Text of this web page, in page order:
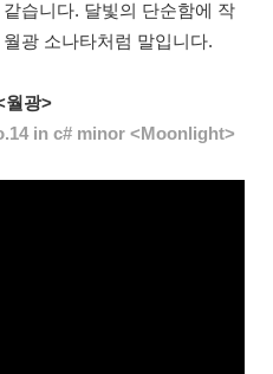
습니다. 달빛의 단순함에 작
광 소나타처럼 말입니다.
월광>
in c# minor <Moonlight>